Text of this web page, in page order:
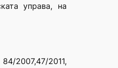
управа, на
2007,47/2011,